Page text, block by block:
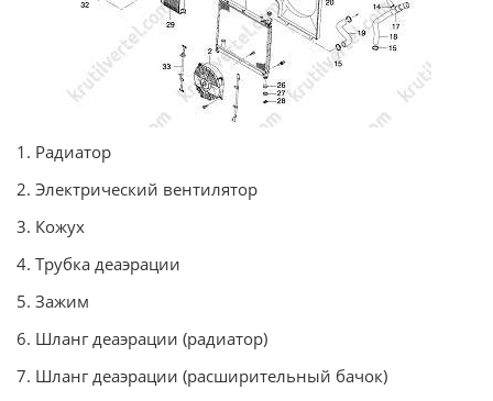
1. Радиатор
2. Электрический вентилятор
3. Кожух
4. Трубка деаэрации
5. Зажим
6. Шланг деаэрации (радиатор)
7. Шланг деаэрации (расширительный бачок)